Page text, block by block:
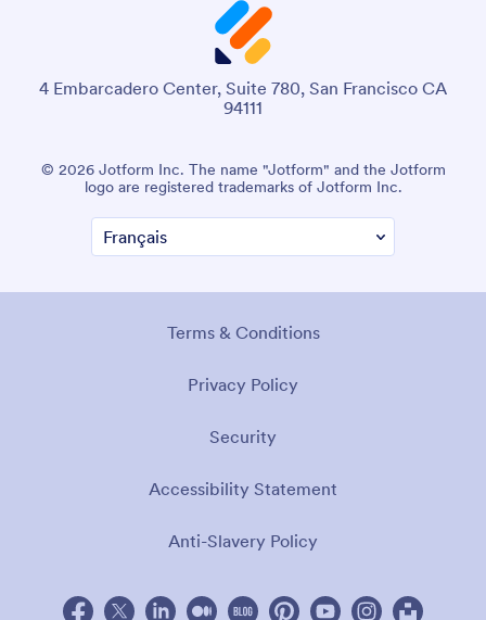
4 Embarcadero Center, Suite 780, San Francisco CA
94111
© 2026 Jotform Inc. The name "Jotform" and the Jotform
logo are registered trademarks of Jotform Inc.
Terms & Conditions
Privacy Policy
Security
Accessibility Statement
Anti-Slavery Policy